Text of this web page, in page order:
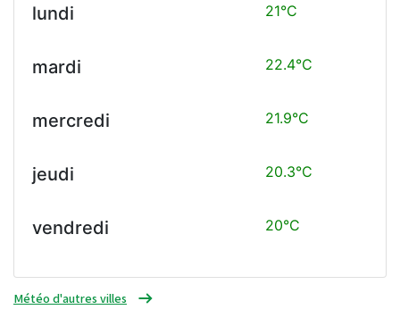
lundi 21°C
mardi 22.4°C
mercredi 21.9°C
jeudi 20.3°C
vendredi 20°C
Météo d'autres villes